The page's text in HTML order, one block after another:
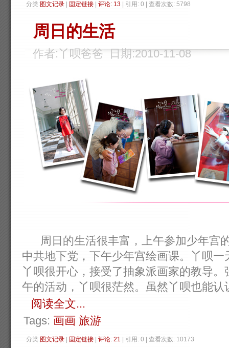
分类:图文记录 固定链接 评论: 13 | 引用: 0 | 查看次数: 5798
周日的生活
作者:丫呗爸爸 日期:2010-11-08
周日的生活很丰富，上午参加少年宫
中共地下党，下午少年宫绘画课。丫呗
丫呗很开心，接受了抽象派画家的教导
午的活动，丫呗很茫然。虽然丫呗也能认
阅读全文...
Tags: 画画 旅游
分类:图文记录 固定链接 评论: 21 | 引用: 0 | 查看次数: 10173